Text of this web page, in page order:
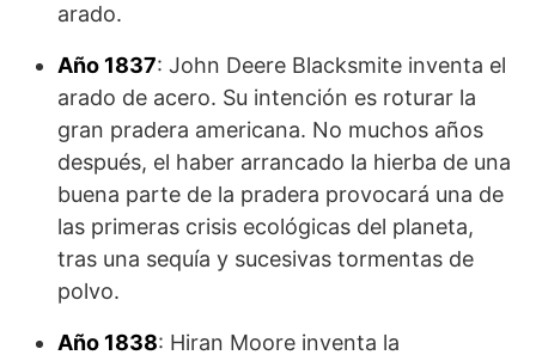
arado.
Año 1837: John Deere Blacksmite inventa el
arado de acero. Su intención es roturar la
gran pradera americana. No muchos años
después, el haber arrancado la hierba de una
buena parte de la pradera provocará una de
las primeras crisis ecológicas del planeta,
tras una sequía y sucesivas tormentas de
polvo.
Año 1838: Hiran Moore inventa la